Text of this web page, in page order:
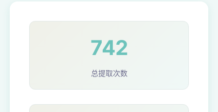
742
总提取次数